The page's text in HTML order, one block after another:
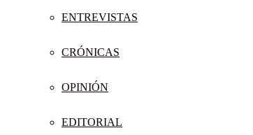
ENTREVISTAS
CRÓNICAS
OPINIÓN
EDITORIAL